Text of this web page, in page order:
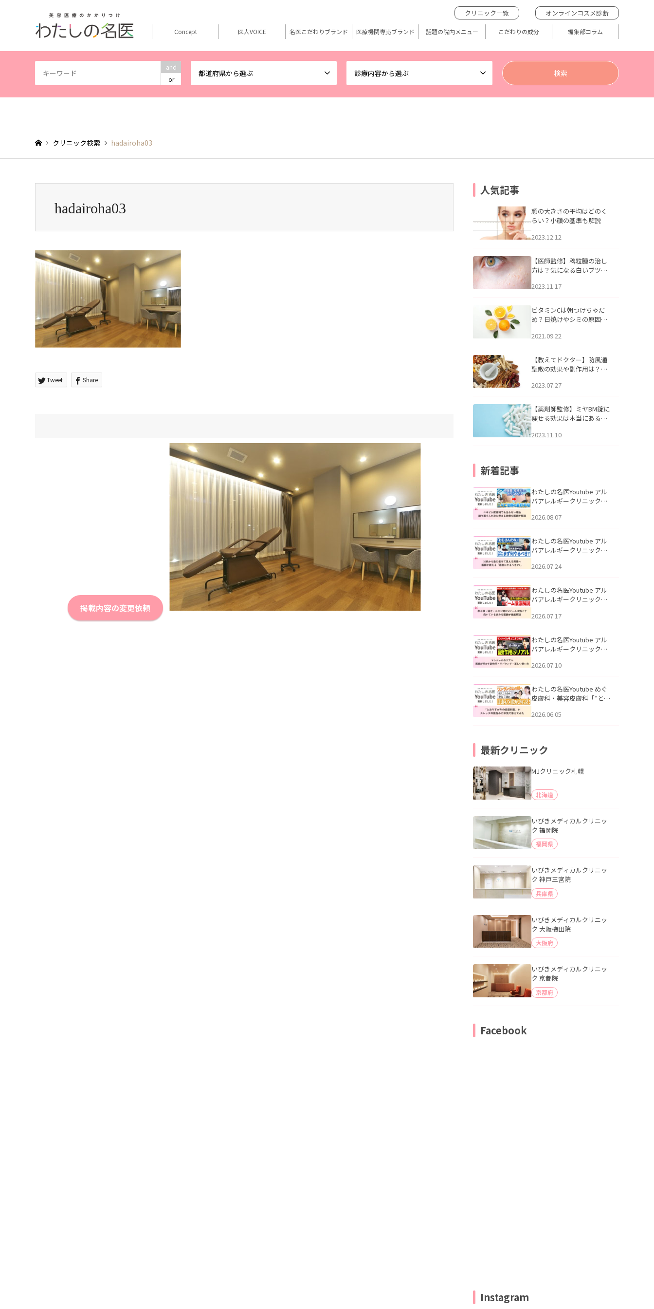
and
or
都道府県から選ぶ 診療内容から選ぶ
クリニック一覧 オンラインコスメ診断
Concept 医人VOICE 名医こだわりブランド 医療機関専売ブランド 話題の院内メニュー こだわりの成分 編集部コラム
クリニック検索 hadairoha03
hadairoha03
Tweet Share
掲載内容の変更依頼
人気記事
顔の大きさの平均はどのく
らい？小顔の基準も解説
2023.12.12
【医師監修】稗粒腫の治し
方は？気になる白いブツブ
アについて
2023.11.17
ビタミンCは朝つけちゃだ
め？日焼けやシミの原因に
2021.09.22
【教えてドクター】防風通
聖散の効果や副作用は？長
2023.07.27
【薬剤師監修】ミヤBM錠に
痩せる効果は本当にある
2023.11.10
新着記事
わたしの名医Youtube アル
バアレルギークリニック札
らない理由｜繰り返す人が
説」を公開いたしました。
2026.08.07
わたしの名医Youtube アル
バアレルギークリニック札
える男性へ｜医師が教える
公開いたしました。
2026.07.24
わたしの名医Youtube アル
バアレルギークリニック札
跡にVビームは効く？向いて
説」を公開いたしました。
2026.07.17
わたしの名医Youtube アル
バアレルギークリニック札
医師が明かす副作用・リバ
公開いたしました。
2026.07.10
わたしの名医Youtube めぐ
皮膚科・美容皮膚科「”とお
ッズの肌悩みに本気で答え
2026.06.05
最新クリニック
MJクリニック札幌
北海道
いびきメディカルクリニッ
ク 福岡院
福岡県
いびきメディカルクリニッ
ク 神戸三宮院
兵庫県
いびきメディカルクリニッ
ク 大阪梅田院
大阪府
いびきメディカルクリニッ
ク 京都院
京都府
Facebook
Instagram